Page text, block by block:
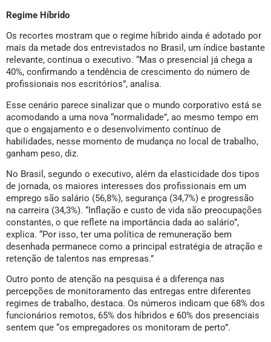
Regime Híbrido
Os recortes mostram que o regime híbrido ainda é adotado por
mais da metade dos entrevistados no Brasil, um índice bastante
relevante, continua o executivo. “Mas o presencial já chega a
40%, confirmando a tendência de crescimento do número de
profissionais nos escritórios”, analisa.
Esse cenário parece sinalizar que o mundo corporativo está se
acomodando a uma nova “normalidade”, ao mesmo tempo em
que o engajamento e o desenvolvimento contínuo de
habilidades, nesse momento de mudança no local de trabalho,
ganham peso, diz.
No Brasil, segundo o executivo, além da elasticidade dos tipos
de jornada, os maiores interesses dos profissionais em um
emprego são salário (56,8%), segurança (34,7%) e progressão
na carreira (34,3%). “Inflação e custo de vida são preocupações
constantes, o que reflete na importância dada ao salário”,
explica. “Por isso, ter uma política de remuneração bem
desenhada permanece como a principal estratégia de atração e
retenção de talentos nas empresas.”
Outro ponto de atenção na pesquisa é a diferença nas
percepções de monitoramento das entregas entre diferentes
regimes de trabalho, destaca. Os números indicam que 68% dos
funcionários remotos, 65% dos híbridos e 60% dos presenciais
sentem que “os empregadores os monitoram de perto”.